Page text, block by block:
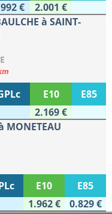
€
2.001 €
à SAINT-
E10
E85
2.169 €
MONETEAU
E10
E85
1.962 € 0.829 €